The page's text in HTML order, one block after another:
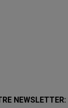
NEWSLETTER: